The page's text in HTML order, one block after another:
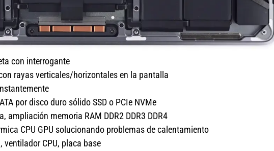
con interrogante
rayas verticales/horizontales en la pantalla
por disco duro sólido SSD o PCIe NVMe
ampliación memoria RAM DDR2 DDR3 DDR4
CPU GPU solucionando problemas de calentamiento
CPU, placa base